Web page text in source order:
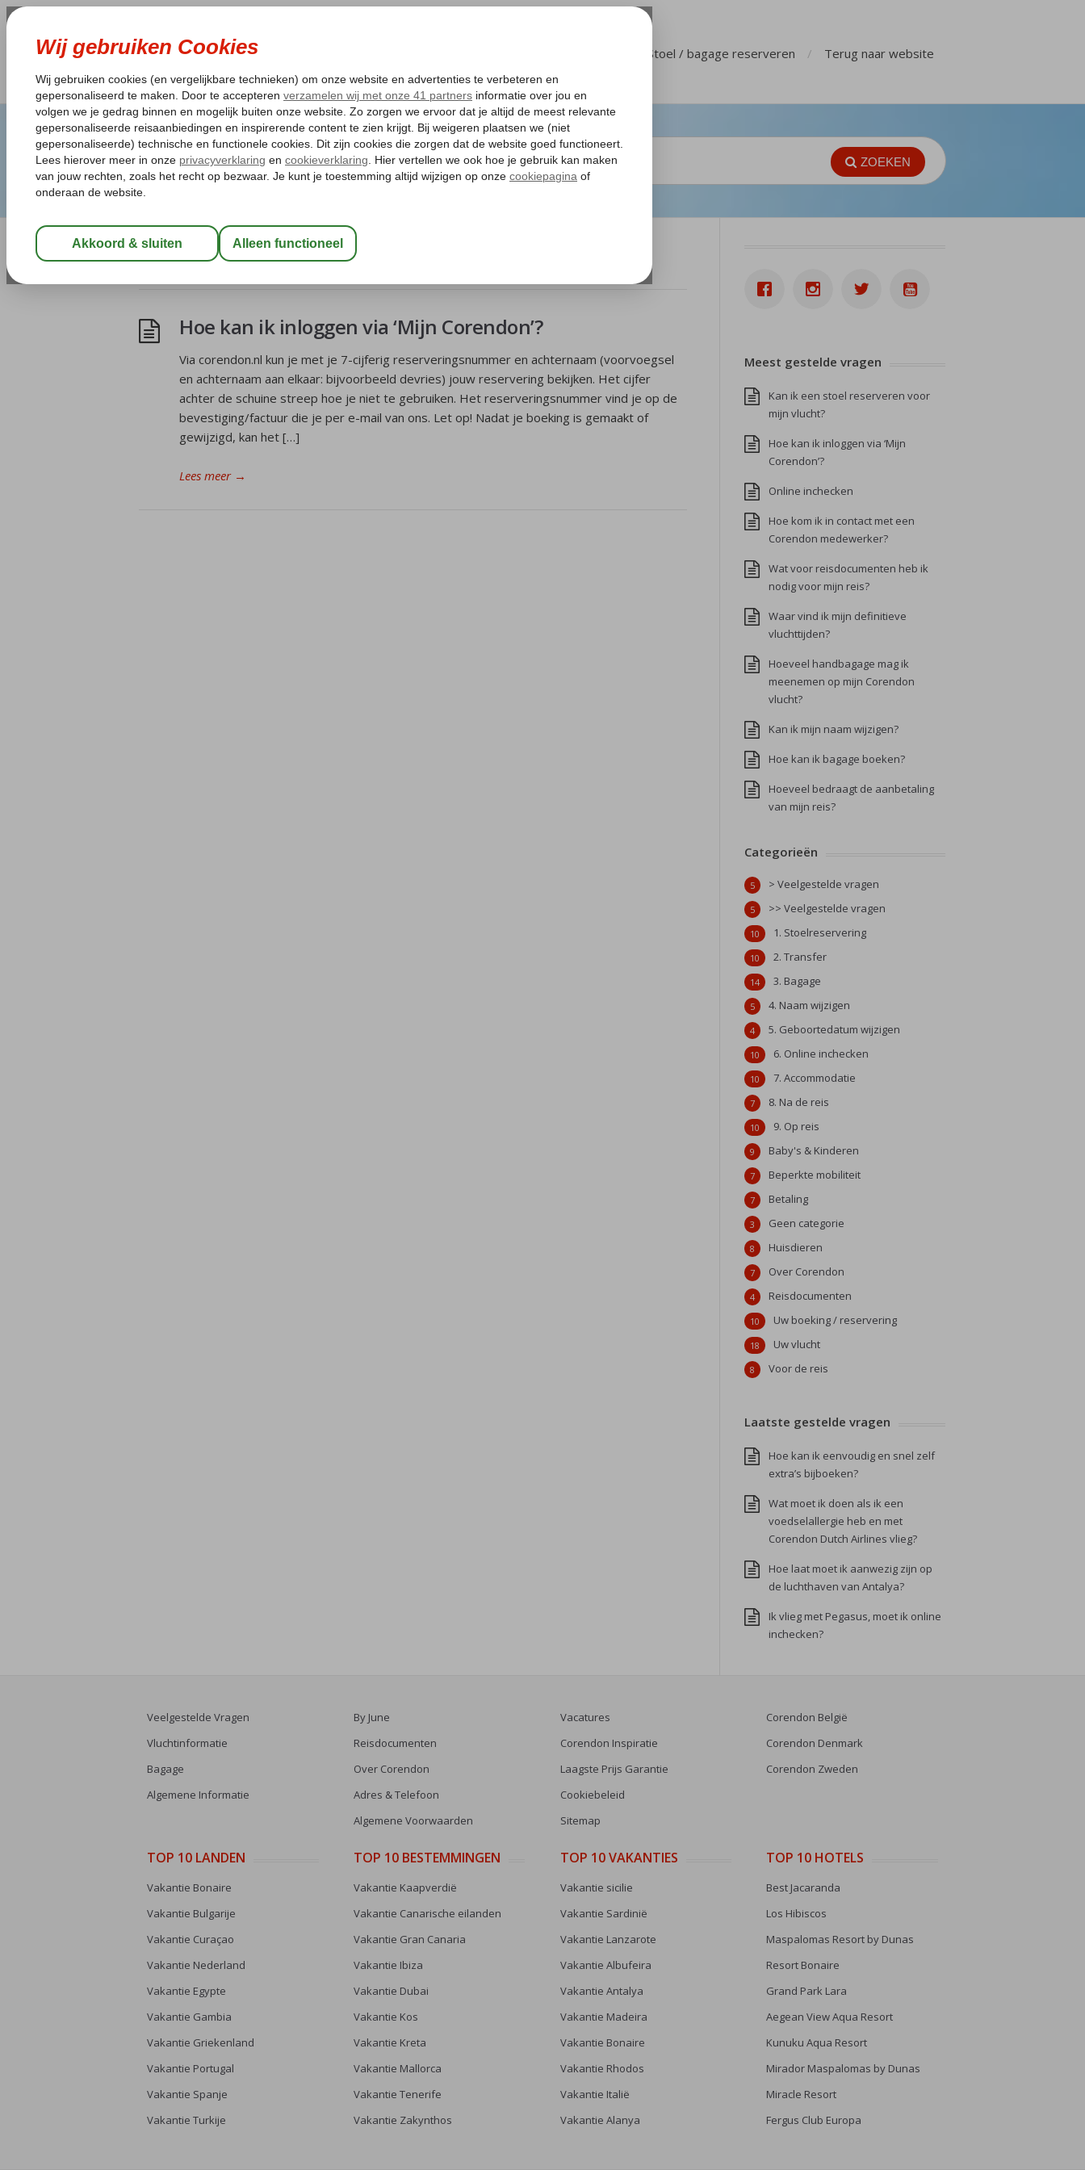
Stoel / bagage reserveren Terug naar website
ZOEKEN
Artikelen Tagged:mijn reservering
Hoe kan ik inloggen via ‘Mijn Corendon’?
Via corendon.nl kun je met je 7-cijferig reserveringsnummer en achternaam (voorvoegsel
en achternaam aan elkaar: bijvoorbeeld devries) jouw reservering bekijken. Het cijfer
achter de schuine streep hoe je niet te gebruiken. Het reserveringsnummer vind je op de
bevestiging/factuur die je per e-mail van ons. Let op! Nadat je boeking is gemaakt of
gewijzigd, kan het […]
Lees meer→
Meest gestelde vragen
Kan ik een stoel reserveren voor
mijn vlucht?
Hoe kan ik inloggen via ‘Mijn
Corendon’?
Online inchecken
Hoe kom ik in contact met een
Corendon medewerker?
Wat voor reisdocumenten heb ik
nodig voor mijn reis?
Waar vind ik mijn definitieve
vluchttijden?
Hoeveel handbagage mag ik
meenemen op mijn Corendon
vlucht?
Kan ik mijn naam wijzigen?
Hoe kan ik bagage boeken?
Hoeveel bedraagt de aanbetaling
van mijn reis?
Categorieën
> Veelgestelde vragen
5
>> Veelgestelde vragen
5
1. Stoelreservering
10
2. Transfer
10
3. Bagage
14
4. Naam wijzigen
5
5. Geboortedatum wijzigen
4
6. Online inchecken
10
7. Accommodatie
10
8. Na de reis
7
9. Op reis
10
Baby's & Kinderen
9
Beperkte mobiliteit
7
Betaling
7
Geen categorie
3
Huisdieren
8
Over Corendon
7
Reisdocumenten
4
Uw boeking / reservering
10
Uw vlucht
18
Voor de reis
8
Laatste gestelde vragen
Hoe kan ik eenvoudig en snel zelf
extra’s bijboeken?
Wat moet ik doen als ik een
voedselallergie heb en met
Corendon Dutch Airlines vlieg?
Hoe laat moet ik aanwezig zijn op
de luchthaven van Antalya?
Ik vlieg met Pegasus, moet ik online
inchecken?
Veelgestelde Vragen
Vluchtinformatie
Bagage
Algemene Informatie
By June
Reisdocumenten
Over Corendon
Adres & Telefoon
Algemene Voorwaarden
Vacatures
Corendon Inspiratie
Laagste Prijs Garantie
Cookiebeleid
Sitemap
Corendon België
Corendon Denmark
Corendon Zweden
TOP 10 LANDEN
Vakantie Bonaire
Vakantie Bulgarije
Vakantie Curaçao
Vakantie Nederland
Vakantie Egypte
Vakantie Gambia
Vakantie Griekenland
Vakantie Portugal
Vakantie Spanje
Vakantie Turkije
TOP 10 BESTEMMINGEN
Vakantie Kaapverdië
Vakantie Canarische eilanden
Vakantie Gran Canaria
Vakantie Ibiza
Vakantie Dubai
Vakantie Kos
Vakantie Kreta
Vakantie Mallorca
Vakantie Tenerife
Vakantie Zakynthos
TOP 10 VAKANTIES
Vakantie sicilie
Vakantie Sardinië
Vakantie Lanzarote
Vakantie Albufeira
Vakantie Antalya
Vakantie Madeira
Vakantie Bonaire
Vakantie Rhodos
Vakantie Italië
Vakantie Alanya
TOP 10 HOTELS
Best Jacaranda
Los Hibiscos
Maspalomas Resort by Dunas
Resort Bonaire
Grand Park Lara
Aegean View Aqua Resort
Kunuku Aqua Resort
Mirador Maspalomas by Dunas
Miracle Resort
Fergus Club Europa